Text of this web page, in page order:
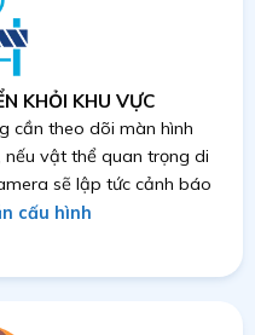
KHỎI KHU VỰC
cần theo dõi màn hình
vật thể quan trọng di
sẽ lập tức cảnh báo
cấu hình